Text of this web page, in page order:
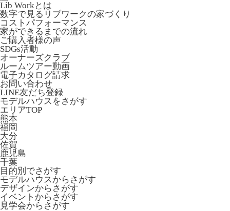
Lib Workとは
数字で見るリブワークの家づくり
コストパフォーマンス
家ができるまでの流れ
ご購入者様の声
SDGs活動
オーナーズクラブ
ルームツアー動画
電子カタログ請求
お問い合わせ
LINE友だち登録
モデルハウスをさがす
エリアTOP
熊本
福岡
大分
佐賀
鹿児島
千葉
目的別でさがす
モデルハウスからさがす
デザインからさがす
イベントからさがす
見学会からさがす